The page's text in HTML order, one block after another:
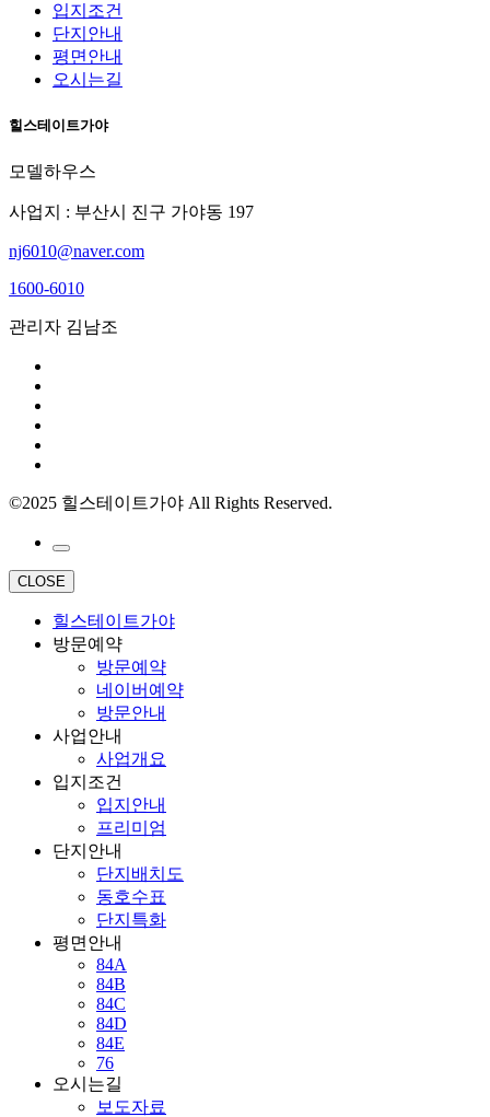
입지조건
단지안내
평면안내
오시는길
힐스테이트가야
모델하우스
사업지 : 부산시 진구 가야동 197
nj6010@naver.com
1600-6010
관리자 김남조
©2025 힐스테이트가야 All Rights Reserved.
CLOSE
힐스테이트가야
방문예약
방문예약
네이버예약
방문안내
사업안내
사업개요
입지조건
입지안내
프리미엄
단지안내
단지배치도
동호수표
단지특화
평면안내
84A
84B
84C
84D
84E
76
오시는길
보도자료